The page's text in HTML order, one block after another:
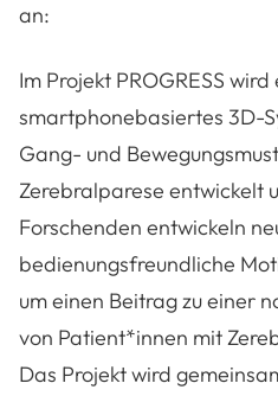
an:
Im Projekt PROGRESS wird
smartphonebasiertes 3D-
Gang- und
Zerebralparese entwickelt
Forschenden entwickeln
bedienungsfreundliche
um einen Beitrag zu einer
von Patient*innen mit
Das Projekt wird